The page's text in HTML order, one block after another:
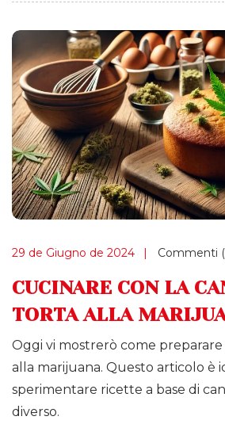
29 de Giugno de 2024 Commenti
CUCINARE CON LA
TORTA ALLA
Oggi vi mostrerò come
alla marijuana. Questo articolo è
sperimentare ricette a base di
diverso.